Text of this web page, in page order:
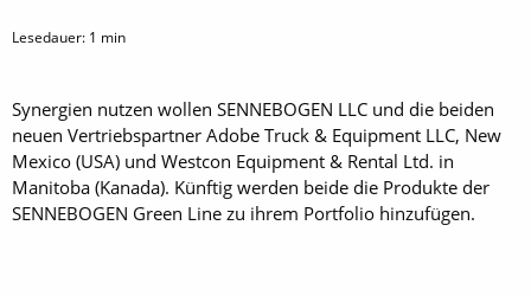
Lesedauer: 1 min
Synergien nutzen wollen SENNEBOGEN LLC und die beiden
neuen Vertriebspartner Adobe Truck & Equipment LLC, New
Mexico (USA) und Westcon Equipment & Rental Ltd. in
Manitoba (Kanada). Künftig werden beide die Produkte der
SENNEBOGEN Green Line zu ihrem Portfolio hinzufügen.